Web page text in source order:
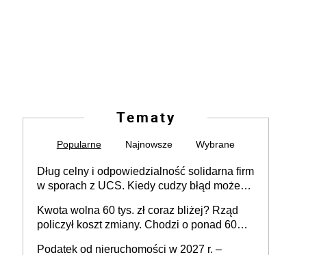
Tematy
Popularne Najnowsze Wybrane
Dług celny i odpowiedzialność solidarna firm
w sporach z UCS. Kiedy cudzy błąd może
Kwota wolna 60 tys. zł coraz bliżej? Rząd
policzył koszt zmiany. Chodzi o ponad 60
Podatek od nieruchomości w 2027 r. –